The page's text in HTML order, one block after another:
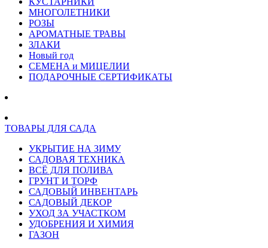
МНОГОЛЕТНИКИ
РОЗЫ
АРОМАТНЫЕ ТРАВЫ
ЗЛАКИ
Новый год
СЕМЕНА и МИЦЕЛИИ
ПОДАРОЧНЫЕ СЕРТИФИКАТЫ
ТОВАРЫ ДЛЯ САДА
УКРЫТИЕ НА ЗИМУ
САДОВАЯ ТЕХНИКА
ВСЁ ДЛЯ ПОЛИВА
ГРУНТ И ТОРФ
САДОВЫЙ ИНВЕНТАРЬ
САДОВЫЙ ДЕКОР
УХОД ЗА УЧАСТКОМ
УДОБРЕНИЯ И ХИМИЯ
ГАЗОН